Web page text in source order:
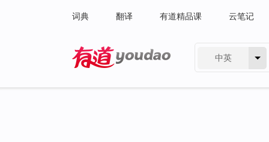
词典 翻译 有道精品课 云笔记
中英